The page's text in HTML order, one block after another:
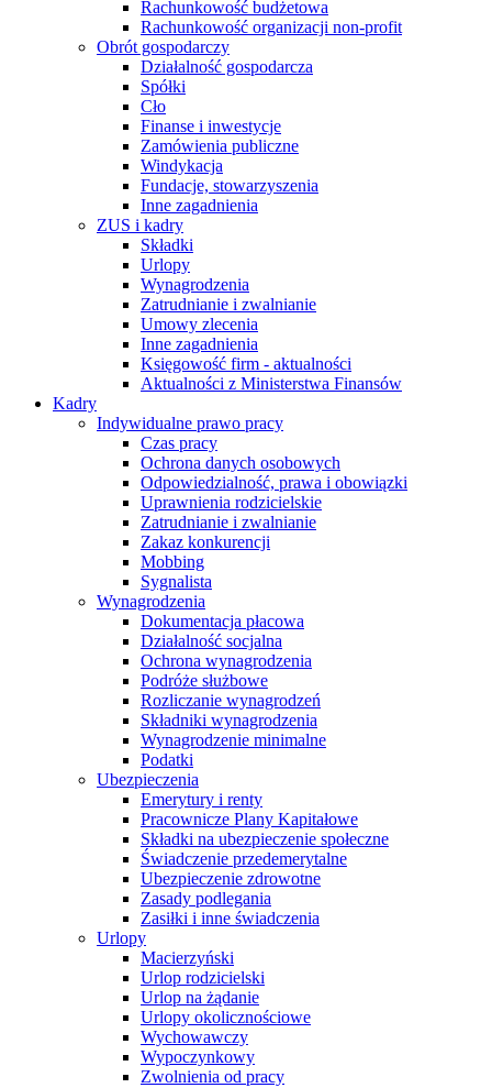
Rachunkowość budżetowa
Rachunkowość organizacji non-profit
Obrót gospodarczy
Działalność gospodarcza
Spółki
Cło
Finanse i inwestycje
Zamówienia publiczne
Windykacja
Fundacje, stowarzyszenia
Inne zagadnienia
ZUS i kadry
Składki
Urlopy
Wynagrodzenia
Zatrudnianie i zwalnianie
Umowy zlecenia
Inne zagadnienia
Księgowość firm - aktualności
Aktualności z Ministerstwa Finansów
Kadry
Indywidualne prawo pracy
Czas pracy
Ochrona danych osobowych
Odpowiedzialność, prawa i obowiązki
Uprawnienia rodzicielskie
Zatrudnianie i zwalnianie
Zakaz konkurencji
Mobbing
Sygnalista
Wynagrodzenia
Dokumentacja płacowa
Działalność socjalna
Ochrona wynagrodzenia
Podróże służbowe
Rozliczanie wynagrodzeń
Składniki wynagrodzenia
Wynagrodzenie minimalne
Podatki
Ubezpieczenia
Emerytury i renty
Pracownicze Plany Kapitałowe
Składki na ubezpieczenie społeczne
Świadczenie przedemerytalne
Ubezpieczenie zdrowotne
Zasady podlegania
Zasiłki i inne świadczenia
Urlopy
Macierzyński
Urlop rodzicielski
Urlop na żądanie
Urlopy okolicznościowe
Wychowawczy
Wypoczynkowy
Zwolnienia od pracy